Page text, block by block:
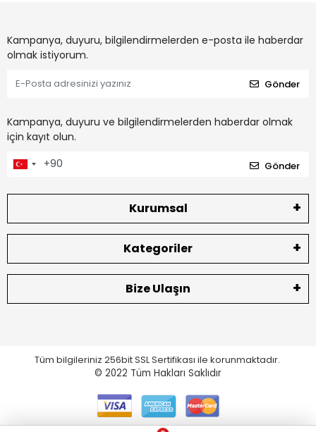
Kampanya, duyuru, bilgilendirmelerden e-posta ile haberdar
olmak istiyorum.
Gönder
Kampanya, duyuru ve bilgilendirmelerden haberdar olmak
için kayıt olun.
Gönder
Kurumsal
Kategoriler
Bize Ulaşın
Tüm bilgileriniz 256bit SSL Sertifikası ile korunmaktadır.
© 2022 Tüm Hakları Saklıdır